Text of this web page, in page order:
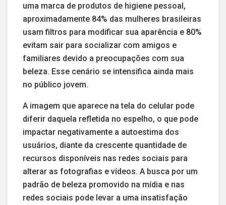
uma marca de produtos de higiene pessoal,
aproximadamente 84% das mulheres brasileiras
usam filtros para modificar sua aparência e 80%
evitam sair para socializar com amigos e
familiares devido a preocupações com sua
beleza. Esse cenário se intensifica ainda mais
no público jovem.
A imagem que aparece na tela do celular pode
diferir daquela refletida no espelho, o que pode
impactar negativamente a autoestima dos
usuários, diante da crescente quantidade de
recursos disponíveis nas redes sociais para
alterar as fotografias e vídeos. A busca por um
padrão de beleza promovido na mídia e nas
redes sociais pode levar a uma insatisfação